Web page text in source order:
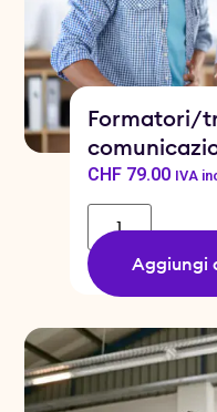
Formatori/
CHF79.00 IVA
Aggiungi